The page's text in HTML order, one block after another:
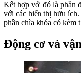
Kết hợp với đó là phần
với các hiển thị hữu
phần chìa khóa có kèm
Động cơ và